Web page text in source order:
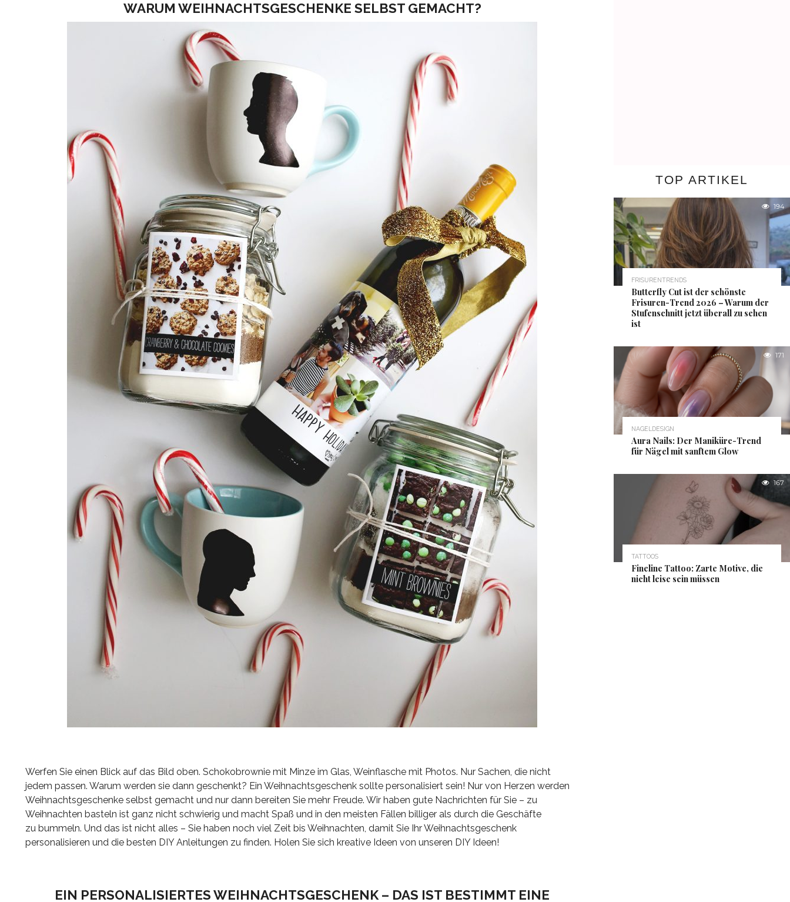
WARUM WEIHNACHTSGESCHENKE SELBST GEMACHT?
Werfen Sie einen Blick auf das Bild oben. Schokobrownie mit Minze im Glas, Weinflasche mit Photos. Nur Sachen, die nicht
jedem passen. Warum werden sie dann geschenkt? Ein Weihnachtsgeschenk sollte personalisiert sein! Nur von Herzen werden
Weihnachtsgeschenke selbst gemacht und nur dann bereiten Sie mehr Freude. Wir haben gute Nachrichten für Sie – zu
Weihnachten basteln ist ganz nicht schwierig und macht Spaß und in den meisten Fällen billiger als durch die Geschäfte
zu bummeln. Und das ist nicht alles – Sie haben noch viel Zeit bis Weihnachten, damit Sie Ihr Weihnachtsgeschenk
personalisieren und die besten DIY Anleitungen zu finden. Holen Sie sich kreative Ideen von unseren DIY Ideen!
EIN PERSONALISIERTES WEIHNACHTSGESCHENK – DAS IST BESTIMMT EINE
TOP ARTIKEL
194
FRISURENTRENDS
Butterfly Cut ist der schönste
Frisuren-Trend 2026 – Warum der
Stufenschnitt jetzt überall zu sehen
ist
171
NAGELDESIGN
Aura Nails: Der Maniküre-Trend
für Nägel mit sanftem Glow
167
TATTOOS
Fineline Tattoo: Zarte Motive, die
nicht leise sein müssen